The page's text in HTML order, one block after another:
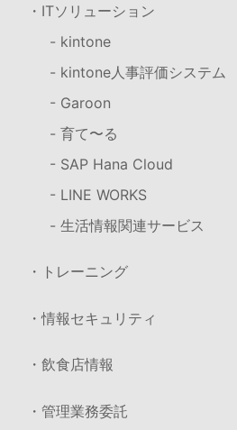
・ITソリューション
- kintone
- kintone人事評価システム
- Garoon
- 育て〜る
- SAP Hana Cloud
- LINE WORKS
- 生活情報関連サービス
・トレーニング
・情報セキュリティ
・飲食店情報
・管理業務委託